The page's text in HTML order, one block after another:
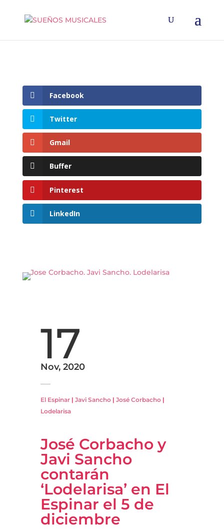
Facebook
Twitter
Gmail
Buffer
Pinterest
LinkedIn
17
Nov, 2020
El Espinar| Javi Sancho| José Corbacho|
Lodelarisa
José Corbacho y
Javi Sancho
contarán
‘Lodelarisa’ en El
Espinar el 5 de
diciembre